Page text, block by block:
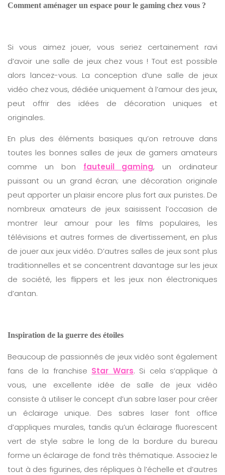
Comment aménager un espace pour le gaming chez vous ?
Si vous aimez jouer, vous seriez certainement ravi
d’avoir une salle de jeux chez vous ! Tout est possible
alors lancez-vous. La conception d’une salle de jeux
vidéo chez vous, dédiée uniquement à l’amour des jeux,
peut offrir des idées de décoration uniques et
originales.
En plus des éléments basiques qu’on retrouve dans
toutes les bonnes salles de jeux de gamers amateurs
comme un bon fauteuil gaming, un ordinateur
puissant ou un grand écran; une décoration originale
peut apporter un plaisir encore plus fort aux puristes. De
nombreux amateurs de jeux saisissent l’occasion de
montrer leur amour pour les films populaires, les
télévisions et autres formes de divertissement, en plus
de jouer aux jeux vidéo. D’autres salles de jeux sont plus
traditionnelles et se concentrent davantage sur les jeux
de société, les flippers et les jeux non électroniques
d’antan.
Inspiration de la guerre des étoiles
Beaucoup de passionnés de jeux vidéo sont également
fans de la franchise Star Wars. Si cela s’applique à
vous, une excellente idée de salle de jeux vidéo
consiste à utiliser le concept d’un sabre laser pour créer
un éclairage unique. Des sabres laser font office
d’appliques murales, tandis qu’un éclairage fluorescent
vert de style sabre le long de la bordure du bureau
forme un éclairage de fond très thématique. Associez le
tout à des figurines, des répliques à l’échelle et d’autres